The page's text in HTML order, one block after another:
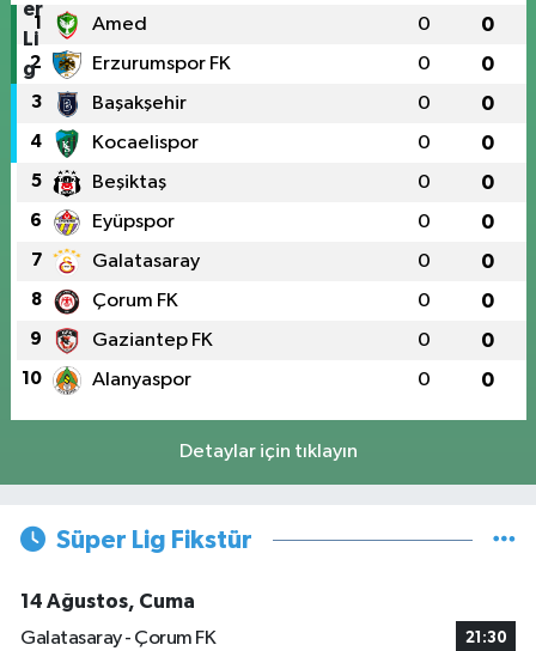
1 Amed 0 0
2 Erzurumspor FK 0 0
3 Başakşehir 0 0
4 Kocaelispor 0 0
5 Beşiktaş 0 0
6 Eyüpspor 0 0
7 Galatasaray 0 0
8 Çorum FK 0 0
9 Gaziantep FK 0 0
10 Alanyaspor 0 0
Detaylar için tıklayın
Süper Lig Fikstür
14 Ağustos, Cuma
Galatasaray - Çorum FK
21:30